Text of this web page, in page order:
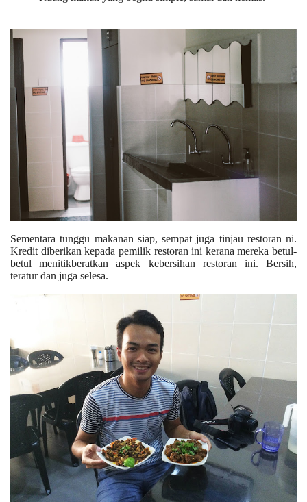
Sementara tunggu makanan siap, sempat juga tinjau restoran ni.
Kredit diberikan kepada pemilik restoran ini kerana mereka betul-
betul menitikberatkan aspek kebersihan restoran ini. Bersih,
teratur dan juga selesa.